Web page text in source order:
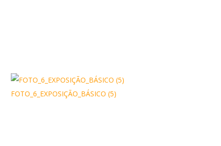
FOTO_6_EXPOSIÇÃO_BÁSICO (5)